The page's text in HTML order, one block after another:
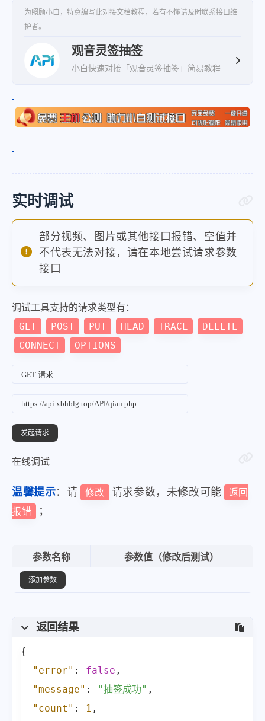
为照顾小白，特意编写此对接文档教程，若有不懂请及时联系接口维
护者。
观音灵签抽签
小白快速对接「观音灵签抽签」简易教程
实时调试
部分视频、图片或其他接口报错、空值并
不代表无法对接，请在本地尝试请求参数
接口
调试工具支持的请求类型有：
GET POST PUT HEAD TRACE
DELETE
CONNECT
OPTIONS
在线调试
温馨提示：请 修改 请求参数，未修改可能
返回
报错
；
参数名称 参数值（修改后测试）
添加参数
返回结果
{
"error" : false ,
"message" : "抽签成功" ,
"count" : 1 ,